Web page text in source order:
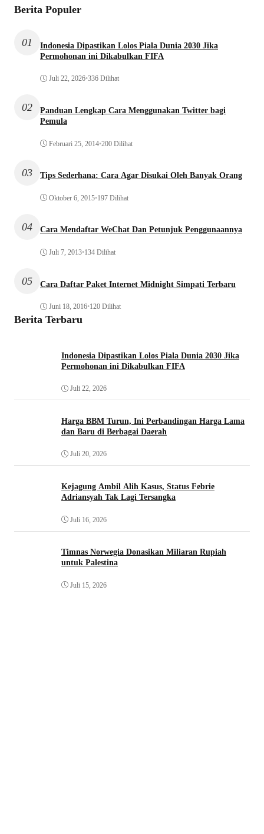
Berita Populer
01
Indonesia Dipastikan Lolos Piala Dunia 2030 Jika
Permohonan ini Dikabulkan FIFA
Juli 22, 2026•336 Dilihat
02
Panduan Lengkap Cara Menggunakan Twitter bagi
Pemula
Februari 25, 2014•200 Dilihat
03 Tips Sederhana: Cara Agar Disukai Oleh Banyak Orang
Oktober 6, 2015•197 Dilihat
04 Cara Mendaftar WeChat Dan Petunjuk Penggunaannya
Juli 7, 2013•134 Dilihat
05 Cara Daftar Paket Internet Midnight Simpati Terbaru
Juni 18, 2016•120 Dilihat
Berita Terbaru
Indonesia Dipastikan Lolos Piala Dunia 2030 Jika
Permohonan ini Dikabulkan FIFA
Juli 22, 2026
Harga BBM Turun, Ini Perbandingan Harga Lama
dan Baru di Berbagai Daerah
Juli 20, 2026
Kejagung Ambil Alih Kasus, Status Febrie
Adriansyah Tak Lagi Tersangka
Juli 16, 2026
Timnas Norwegia Donasikan Miliaran Rupiah
untuk Palestina
Juli 15, 2026